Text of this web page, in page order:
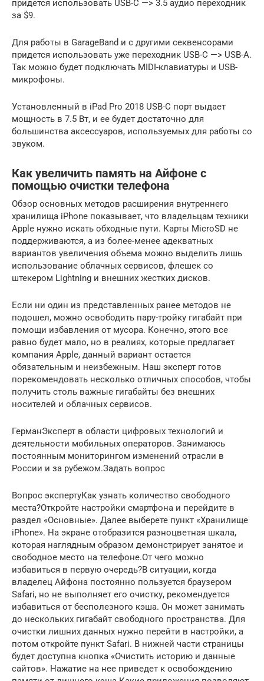
придется использовать USB-C —> 3.5 аудио переходник
за $9.
Для работы в GarageBand и с другими секвенсорами
придется использовать уже переходник USB-C —> USB-A.
Так можно будет подключать MIDI-клавиатуры и USB-
микрофоны.
Установленный в iPad Pro 2018 USB-С порт выдает
мощность в 7.5 Вт, и ее будет достаточно для
большинства аксессуаров, используемых для работы со
звуком.
Как увеличить память на Айфоне с
помощью очистки телефона
Обзор основных методов расширения внутреннего
хранилища iPhone показывает, что владельцам техники
Apple нужно искать обходные пути. Карты MicroSD не
поддерживаются, а из более-менее адекватных
вариантов увеличения объема можно выделить лишь
использование облачных сервисов, флешек со
штекером Lightning и внешних жестких дисков.
Если ни один из представленных ранее методов не
подошел, можно освободить пару-тройку гигабайт при
помощи избавления от мусора. Конечно, этого все
равно будет мало, но в реалиях, которые предлагает
компания Apple, данный вариант остается
обязательным и неизбежным. Наш эксперт готов
порекомендовать несколько отличных способов, чтобы
получить столь важные гигабайты без внешних
носителей и облачных сервисов.
ГерманЭксперт в области цифровых технологий и
деятельности мобильных операторов. Занимаюсь
постоянным мониторингом изменений отрасли в
России и за рубежом.Задать вопрос
Вопрос экспертуКак узнать количество свободного
места?Откройте настройки смартфона и перейдите в
раздел «Основные». Далее выберете пункт «Хранилище
iPhone». На экране отобразится разноцветная шкала,
которая наглядным образом демонстрирует занятое и
свободное место на телефоне.От чего можно
избавиться в первую очередь?В ситуации, когда
владелец Айфона постоянно пользуется браузером
Safari, но не выполняет его очистку, рекомендуется
избавиться от бесполезного кэша. Он может занимать
до нескольких гигабайт свободного пространства. Для
очистки лишних данных нужно перейти в настройки, а
потом откройте пункт Safari. В нижней части страницы
будет доступна кнопка «Очистить историю и данные
сайтов». Нажатие на нее приведет к освобождению